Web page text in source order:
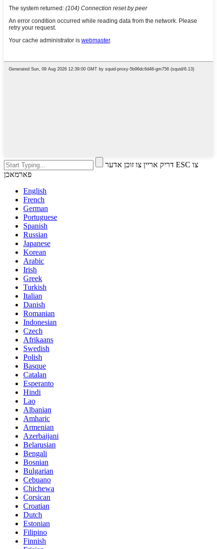
דריק אריין צו זוכן אדער ESC צו
פארמאכן
English
French
German
Portuguese
Spanish
Russian
Japanese
Korean
Arabic
Irish
Greek
Turkish
Italian
Danish
Romanian
Indonesian
Czech
Afrikaans
Swedish
Polish
Basque
Catalan
Esperanto
Hindi
Lao
Albanian
Amharic
Armenian
Azerbaijani
Belarusian
Bengali
Bosnian
Bulgarian
Cebuano
Chichewa
Corsican
Croatian
Dutch
Estonian
Filipino
Finnish